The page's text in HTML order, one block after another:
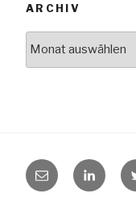
ARCHIV
E-
Mail
LinkedIn